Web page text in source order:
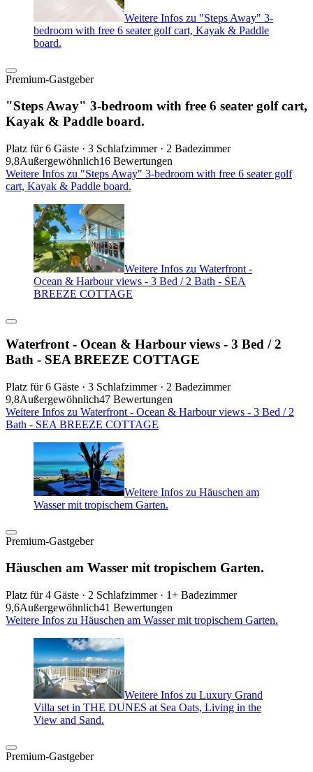
Weitere Infos zu "Steps Away" 3-
bedroom with free 6 seater golf cart, Kayak & Paddle
board.
Premium-Gastgeber
"Steps Away" 3-bedroom with free 6 seater golf cart,
Kayak & Paddle board.
Platz für 6 Gäste · 3 Schlafzimmer · 2 Badezimmer
9,8Außergewöhnlich16 Bewertungen
Weitere Infos zu "Steps Away" 3-bedroom with free 6 seater golf
cart, Kayak & Paddle board.
Weitere Infos zu Waterfront -
Ocean & Harbour views - 3 Bed / 2 Bath - SEA
BREEZE COTTAGE
Waterfront - Ocean & Harbour views - 3 Bed / 2
Bath - SEA BREEZE COTTAGE
Platz für 6 Gäste · 3 Schlafzimmer · 2 Badezimmer
9,8Außergewöhnlich47 Bewertungen
Weitere Infos zu Waterfront - Ocean & Harbour views - 3 Bed / 2
Bath - SEA BREEZE COTTAGE
Weitere Infos zu Häuschen am
Wasser mit tropischem Garten.
Premium-Gastgeber
Häuschen am Wasser mit tropischem Garten.
Platz für 4 Gäste · 2 Schlafzimmer · 1+ Badezimmer
9,6Außergewöhnlich41 Bewertungen
Weitere Infos zu Häuschen am Wasser mit tropischem Garten.
Weitere Infos zu Luxury Grand
Villa set in THE DUNES at Sea Oats, Living in the
View and Sand.
Premium-Gastgeber